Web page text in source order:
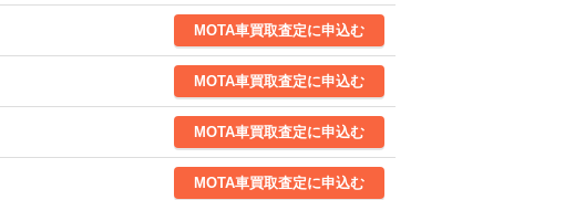
MOTA車買取査定に申込む
MOTA車買取査定に申込む
MOTA車買取査定に申込む
MOTA車買取査定に申込む